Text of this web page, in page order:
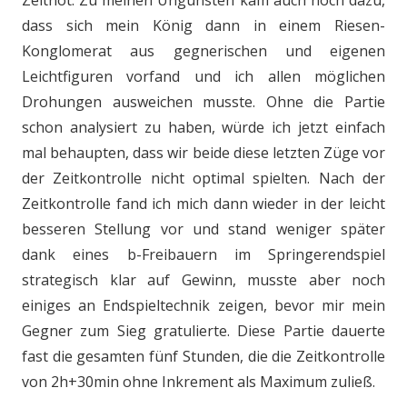
dass sich mein König dann in einem Riesen-
Konglomerat aus gegnerischen und eigenen
Leichtfiguren vorfand und ich allen möglichen
Drohungen ausweichen musste. Ohne die Partie
schon analysiert zu haben, würde ich jetzt einfach
mal behaupten, dass wir beide diese letzten Züge vor
der Zeitkontrolle nicht optimal spielten. Nach der
Zeitkontrolle fand ich mich dann wieder in der leicht
besseren Stellung vor und stand weniger später
dank eines b-Freibauern im Springerendspiel
strategisch klar auf Gewinn, musste aber noch
einiges an Endspieltechnik zeigen, bevor mir mein
Gegner zum Sieg gratulierte. Diese Partie dauerte
fast die gesamten fünf Stunden, die die Zeitkontrolle
von 2h+30min ohne Inkrement als Maximum zuließ.